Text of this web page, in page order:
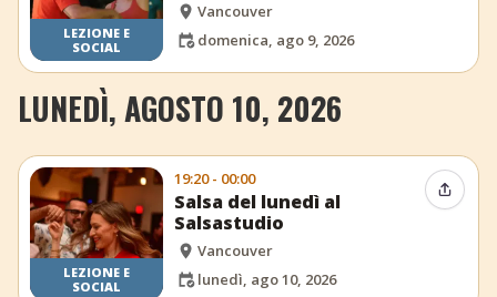
LEZIONE E
SOCIAL
Vancouver
domenica, ago 9, 2026
LUNEDÌ, AGOSTO 10, 2026
LEZIONE E
SOCIAL
19:20 - 00:00
Salsa del lunedì al
Salsastudio
Vancouver
lunedì, ago 10, 2026